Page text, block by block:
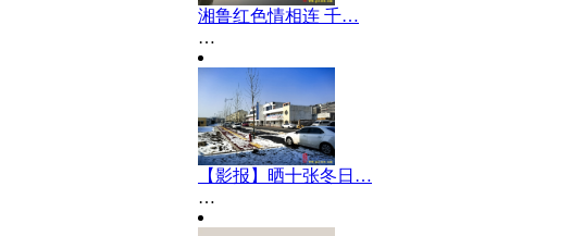
湘鲁红色情相连 千…
…
【影报】晒十张冬日…
…